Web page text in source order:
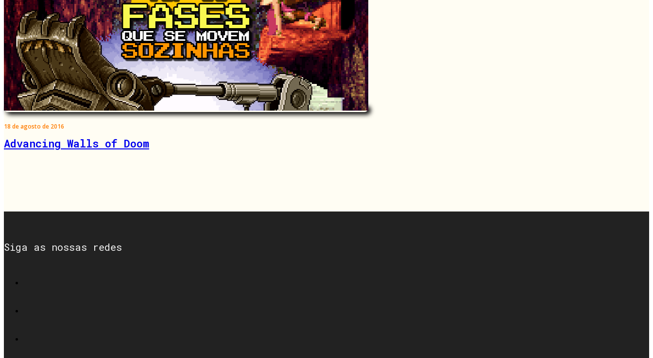
18 de agosto de 2016
Advancing Walls of Doom
Siga as nossas redes